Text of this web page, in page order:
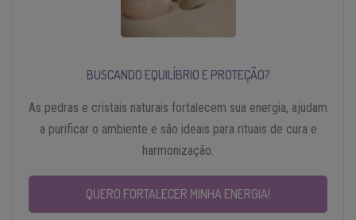
BUSCANDO EQUILÍBRIO E PROTEÇÃO?
As pedras e cristais naturais fortalecem sua energia, ajudam
a purificar o ambiente e são ideais para rituais de cura e
harmonização.
QUERO FORTALECER MINHA ENERGIA!